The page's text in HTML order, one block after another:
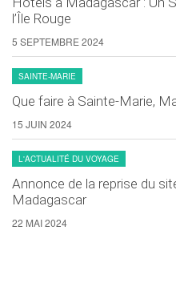
l’Île Rouge
5 SEPTEMBRE 2024
SAINTE-MARIE
Que faire à Sainte-Marie,
15 JUIN 2024
L'ACTUALITÉ DU VOYAGE
Annonce de la reprise du
Madagascar
22 MAI 2024